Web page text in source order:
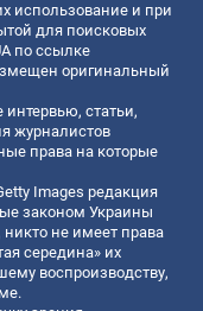
использование и при
для поисковых
по ссылке
оригинальный
статьи,
журналистов
права на которые
Images редакция
законом Украины
не имеет права
середина» их
воспроизводству,